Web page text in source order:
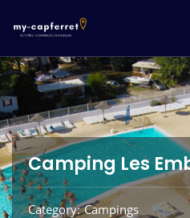
Camping Les
Category Campings